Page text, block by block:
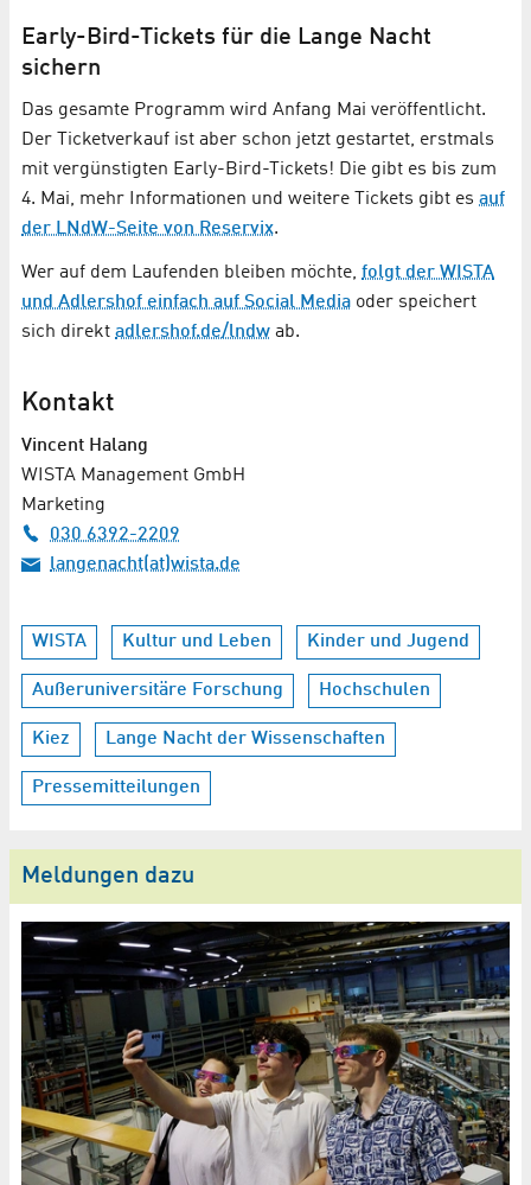
Early-Bird-Tickets für die Lange Nacht
sichern
Das gesamte Programm wird Anfang Mai veröffentlicht.
Der Ticketverkauf ist aber schon jetzt gestartet, erstmals
mit vergünstigten Early-Bird-Tickets! Die gibt es bis zum
4. Mai, mehr Informationen und weitere Tickets gibt es auf
der LNdW-Seite von Reservix.
Wer auf dem Laufenden bleiben möchte, folgt der WISTA
und Adlershof einfach auf Social Media oder speichert
sich direkt adlershof.de/lndw ab.
Kontakt
Vincent Halang
WISTA Management GmbH
Marketing
030 6392-2209
langenacht(at)wista.de
WISTA Kultur und Leben Kinder und Jugend
Außeruniversitäre Forschung Hochschulen
Kiez Lange Nacht der Wissenschaften
Pressemitteilungen
Meldungen dazu